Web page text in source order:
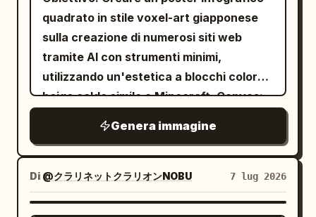
blocchi nei colori bianco, rosa, giallo,
viola e verde acqua, oltre a rami scuri
ricurvi con punte di perline metalliche e
sfere di cristallo sospese. Aggiungi
ornamenti gioiello prominenti: sfere
destra, perline dorate lungo i lati, sfere
di cristallo trasparente vicino agli angoli
superiori e sfere di gemme viola che
fluttuano a destra. Mantieni la
composizione quadrata, simmetrica ma
leggermente pixelati e simili a una
maschera, come se fossero destinati
alla conversione in SDF o in una mappa di
collisione.
fotorealismo. Layout: In alto, creare una
barra di intestazione ampia e
arrotondata. Al suo interno, posizionare
esattamente 6 elementi di
controllo/lettura discreti: 1 piccola icona
di faccia aliena/robot a sinistra, 1 lettura
dell'equalizzatore a punti accanto ad
essa, 3 pulsanti di trasporto quadrati al
centro che mostrano le icone stop, play
e record, e 1 indicatore di menu/griglia a
punti sulla destra. Area principale delle
quadrato in stile voxel-art giapponese
sulla creazione di numerosi siti web
tramite AI con strumenti minimi,
utilizzando un'estetica a blocchi color
beige caldo simile a Minecraft. Canvas:
768x768, illuminazione da studio
soffusa, sfondo color carta e legno,
sottili blocchi voxel negli angoli, bordi
pixel/voxel isometrici nitidi, ombre
leggere, nessuna fotorealismo. Area del
Genera immagine
Di @クラリネットクラリオンNOBU 7 lug 2026